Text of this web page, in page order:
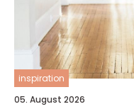
inspiration
05. August 2026